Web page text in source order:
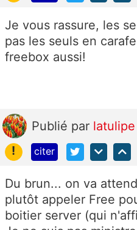
Je vous rassure, les
pas les seuls en
freebox aussi!
Publié par latulipe
!
citer
Du brun... on va
plutôt appeler Free
boitier server (qui